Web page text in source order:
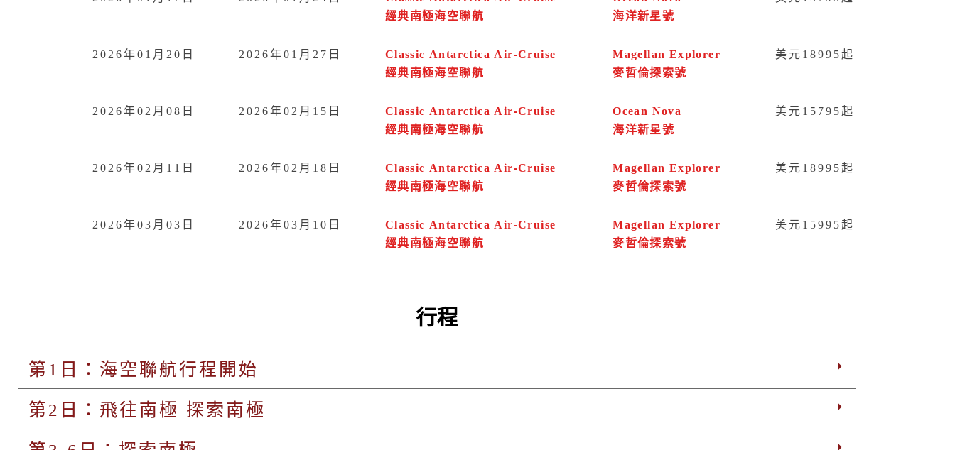
經典南極海空聯航
海洋新星號
2026年01月20日 2026年01月27日
Classic Antarctica Air-Cruise
經典南極海空聯航
Magellan Explorer
麥哲倫探索號
美元18995起
2026年02月08日 2026年02月15日
Classic Antarctica Air-Cruise
經典南極海空聯航
Ocean Nova
海洋新星號
美元15795起
2026年02月11日 2026年02月18日
Classic Antarctica Air-Cruise
經典南極海空聯航
Magellan Explorer
麥哲倫探索號
美元18995起
2026年03月03日 2026年03月10日
Classic Antarctica Air-Cruise
經典南極海空聯航
Magellan Explorer
麥哲倫探索號
美元15995起
行程
第1日：海空聯航行程開始
第2日：飛往南極 探索南極